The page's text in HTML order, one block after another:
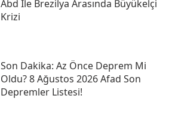
Abd Ile Brezilya Arasında Büyükelçi
Krizi
Son Daki̇ka: Az Önce Deprem Mi
Oldu? 8 Ağustos 2026 Afad Son
Depremler Listesi!